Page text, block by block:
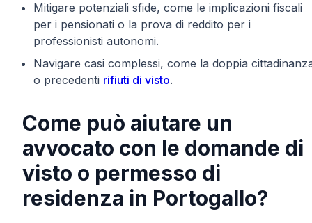
Mitigare potenziali sfide, come le implicazioni fiscali
per i pensionati o la prova di reddito per i
professionisti autonomi.
Navigare casi complessi, come la doppia
o precedenti rifiuti di visto.
Come può aiutare un
avvocato con le domande di
visto o permesso di
residenza in Portogallo?